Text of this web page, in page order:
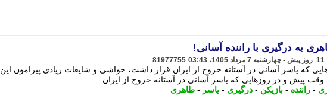
به درگیری با راننده آسانی!
11 روز پیش - چهارشنبه 7 مرداد 1405، 03:43 81977755
که یاسر آسانی در آستانه خروج از ایران قرار داشت، حواشی و شایعات زیادی پیرامون این
پیش و در روزهایی که یاسر آسانی در آستانه خروج از ایران ...
- راننده - بازیکن - درگیری - یاسر - طاهری